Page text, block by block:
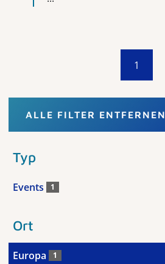
1
ALLE FILTER ENTFERNEN
Typ
Events 1
Ort
Europa 1